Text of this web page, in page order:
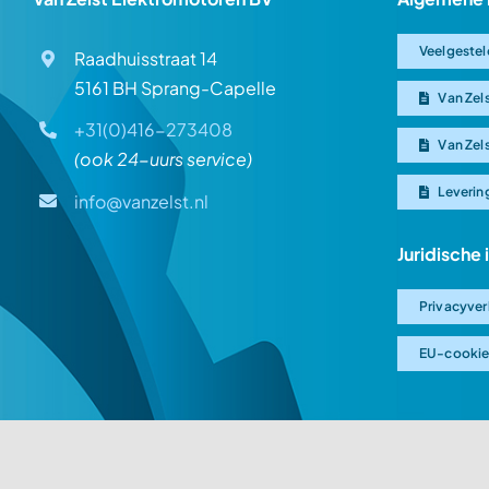
Raadhuisstraat 14
5161 BH Sprang-Capelle
+31(0)416-273408
(ook 24-uurs service)
info@vanzelst.nl
Van
Van
EU-